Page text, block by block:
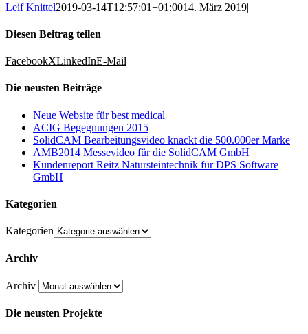
Leif Knittel2019-03-14T12:57:01+01:0014. März 2019|
Diesen Beitrag teilen
FacebookXLinkedInE-Mail
Die neusten Beiträge
Neue Website für best medical
ACIG Begegnungen 2015
SolidCAM Bearbeitungsvideo knackt die 500.000er Marke
AMB2014 Messevideo für die SolidCAM GmbH
Kundenreport Reitz Natursteintechnik für DPS Software
GmbH
Kategorien
Kategorien
Archiv
Archiv
Die neusten Projekte